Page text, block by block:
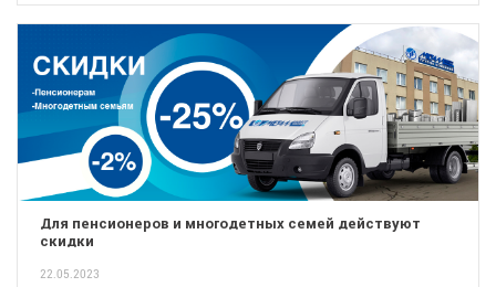
Для пенсионеров и многодетных семей действуют
скидки
22.05.2023